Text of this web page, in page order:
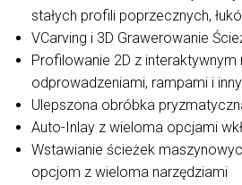
stałych profili poprzecznych,
VCarving i 3D Grawerowanie
Profilowanie 2D z interaktywnym
odprowadzeniami, rampami i
Ulepszona obróbka
Auto-Inlay z wieloma opcjami
Wstawianie ścieżek
opcjom z wieloma narzędziami